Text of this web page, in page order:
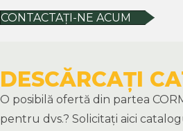
CONTACTAȚI-NE ACUM
DESCĂRCAȚI
O posibilă ofertă din partea
pentru dvs.? Solicitați aici